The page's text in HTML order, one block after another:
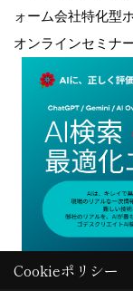
ォーム会社特化型
オンラインセミナ
Cookieポリシー